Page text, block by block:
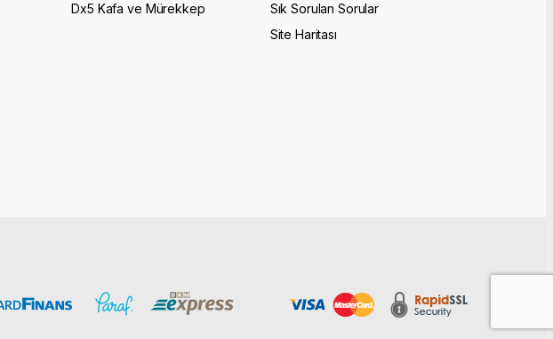
Dx5 Kafa ve Mürekkep
Sık Sorulan Sorular
Site Haritası